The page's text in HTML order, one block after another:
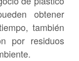
obtener
también
por residuos